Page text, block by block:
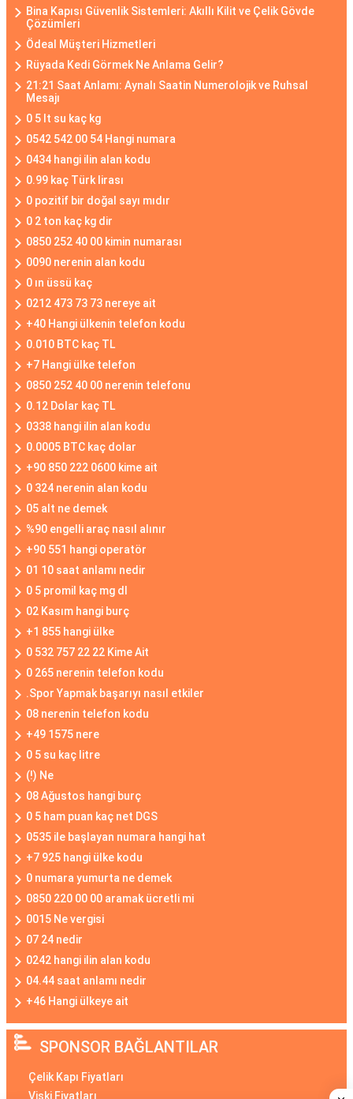
Bina Kapısı Güvenlik Sistemleri: Akıllı Kilit ve Çelik Gövde
Çözümleri
Ödeal Müşteri Hizmetleri
Rüyada Kedi Görmek Ne Anlama Gelir?
21:21 Saat Anlamı: Aynalı Saatin Numerolojik ve Ruhsal
Mesajı
0 5 lt su kaç kg
0542 542 00 54 Hangi numara
0434 hangi ilin alan kodu
0.99 kaç Türk lirası
0 pozitif bir doğal sayı mıdır
0 2 ton kaç kg dir
0850 252 40 00 kimin numarası
0090 nerenin alan kodu
0 ın üssü kaç
0212 473 73 73 nereye ait
+40 Hangi ülkenin telefon kodu
0.010 BTC kaç TL
+7 Hangi ülke telefon
0850 252 40 00 nerenin telefonu
0.12 Dolar kaç TL
0338 hangi ilin alan kodu
0.0005 BTC kaç dolar
+90 850 222 0600 kime ait
0 324 nerenin alan kodu
05 alt ne demek
%90 engelli araç nasıl alınır
+90 551 hangi operatör
01 10 saat anlamı nedir
0 5 promil kaç mg dl
02 Kasım hangi burç
+1 855 hangi ülke
0 532 757 22 22 Kime Ait
0 265 nerenin telefon kodu
.Spor Yapmak başarıyı nasıl etkiler
08 nerenin telefon kodu
+49 1575 nere
0 5 su kaç litre
(!) Ne
08 Ağustos hangi burç
0 5 ham puan kaç net DGS
0535 ile başlayan numara hangi hat
+7 925 hangi ülke kodu
0 numara yumurta ne demek
0850 220 00 00 aramak ücretli mi
0015 Ne vergisi
07 24 nedir
0242 hangi ilin alan kodu
04.44 saat anlamı nedir
+46 Hangi ülkeye ait
SPONSOR BAĞLANTILAR
Çelik Kapı Fiyatları
Viski Fiyatları